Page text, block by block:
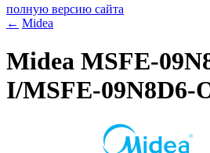
полную версию сайта
← Midea
Midea MSFE-
I/MSFE-09N8D6-